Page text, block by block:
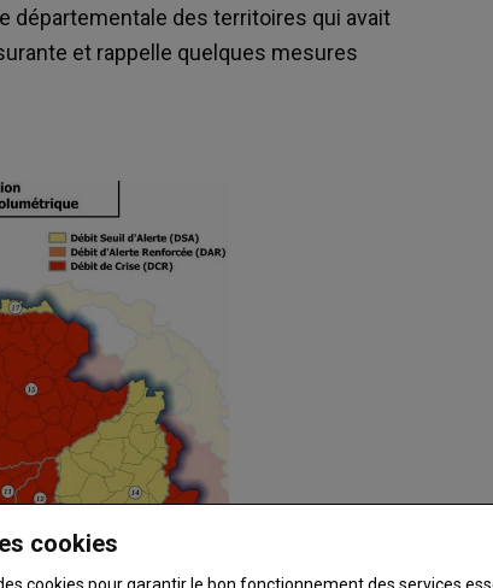
départementale des territoires qui avait
et rappelle quelques mesures
cookies
cookies pour garantir le bon fonctionnement des services